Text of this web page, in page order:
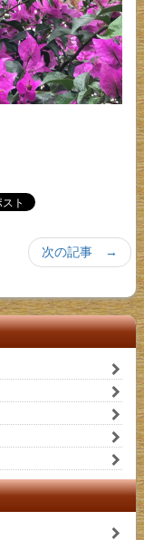
次の記事 →